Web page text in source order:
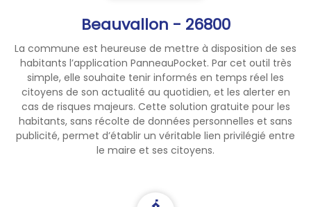
Beauvallon - 26800
La commune est heureuse de mettre à disposition de ses
habitants l’application PanneauPocket. Par cet outil très
simple, elle souhaite tenir informés en temps réel les
citoyens de son actualité au quotidien, et les alerter en
cas de risques majeurs. Cette solution gratuite pour les
habitants, sans récolte de données personnelles et sans
publicité, permet d’établir un véritable lien privilégié entre
le maire et ses citoyens.
spécifiques doivent être
- Veillez à laisser leslieux
propresaprès votre passage.
🌙 Lorsque vous déposez vos
déchets en soirée, la nuit ou
tôt le matin, pensez
également àlimiter le bruit